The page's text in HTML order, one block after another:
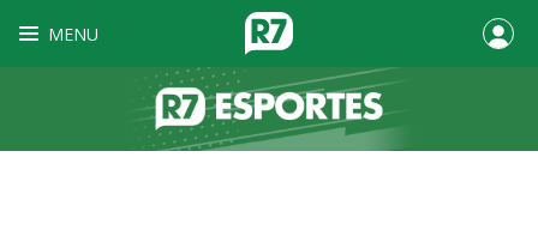
MENU